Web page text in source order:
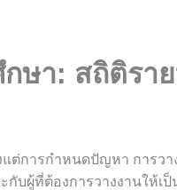
ษา: สถิติรา
ต่การกำหนดปัญหา การวา
กับผู้ที่ต้องการวางงานให้เ